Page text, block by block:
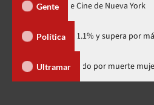
Gente
mundial en el Festival de Cine de
Política
con 41.1% y supera por más de 22
Ultramar
de RD supuesto médico investigado por